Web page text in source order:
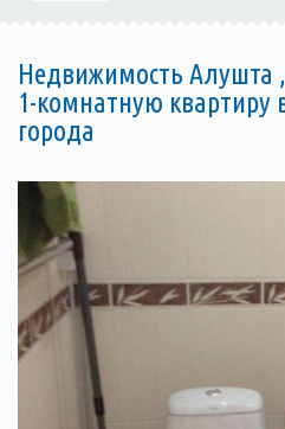
Недвижимость Алушта
1-комнатную квартиру
города